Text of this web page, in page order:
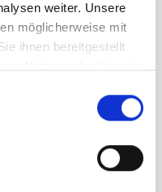
weiter. Unsere
möglicherweise mit
ihnen bereitgestellt
Tour Comp Long